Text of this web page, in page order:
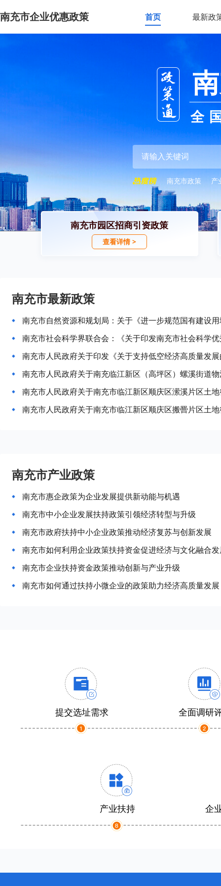
南充市企业优惠政策 首页 最新政
全
南充市政策 产
南充市园区招商引资政策
查看详情 >
南充市最新政策
南充市人民政府关于印发《关于支持低空经济高质量发
南充市人民政府关于南充市临江新区顺庆区潆溪片区土
南充市人民政府关于南充市临江新区顺庆区搬罾片区土
南充市产业政策
南充市惠企政策为企业发展提供新动能与机遇
南充市中小企业发展扶持政策引领经济转型与升级
南充市政府扶持中小企业政策推动经济复苏与创新发展
南充市如何利用企业政策扶持资金促进经济与文化融合
南充市企业扶持资金政策推动创新与产业升级
南充市如何通过扶持小微企业的政策助力经济高质量发
提交选址需求 全面调研
产业扶持 企